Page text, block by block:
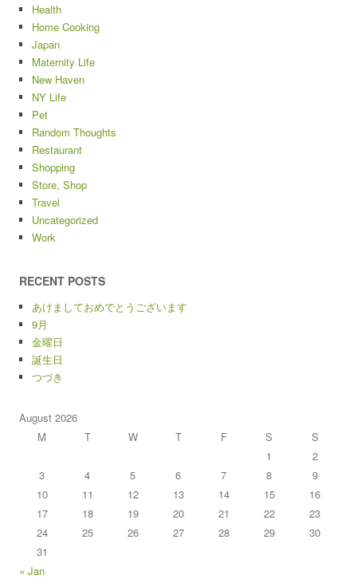
Health
Home Cooking
Japan
Maternity Life
New Haven
NY Life
Pet
Random Thoughts
Restaurant
Shopping
Store, Shop
Travel
Uncategorized
Work
RECENT POSTS
あけましておめでとうございます
9月
金曜日
誕生日
つづき
August 2026
M
T W T F S
S
1
2
3
4 5 6 7 8
9
10
11 12 13 14 15
16
17
18 19 20 21 22
23
24
25 26 27 28 29
30
31
« Jan